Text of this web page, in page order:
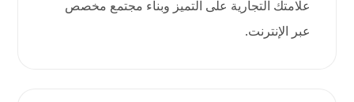
علامتك التجارية على التميز وبناء مجتمع مخصص
عبر الإنترنت.